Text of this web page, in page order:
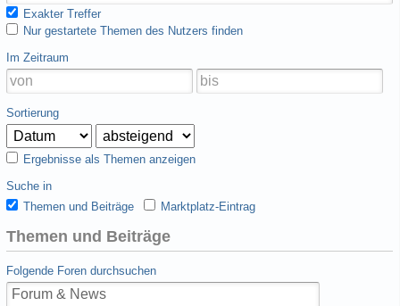
Exakter Treffer
Nur gestartete Themen des Nutzers finden
Im Zeitraum
Sortierung
Ergebnisse als Themen anzeigen
Suche in
Themen und Beiträge
Marktplatz-Eintrag
Themen und Beiträge
Folgende Foren durchsuchen